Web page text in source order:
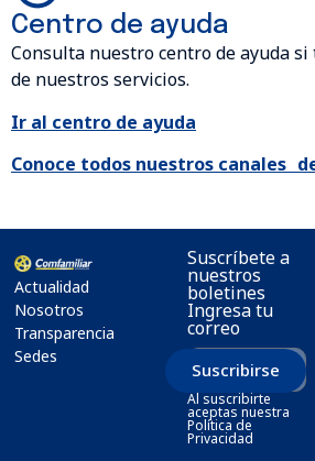
Centro de ayuda
Consulta nuestro centro de ayuda si
de nuestros servicios.
Ir al centro de ayuda
Conoce todos nuestros canales
Actualidad
Nosotros
Transparencia
Sedes
Suscríbete a
nuestros
boletines
Ingresa tu
correo
Suscribirse
Al suscribirte
aceptas nuestra
Política de
Privacidad